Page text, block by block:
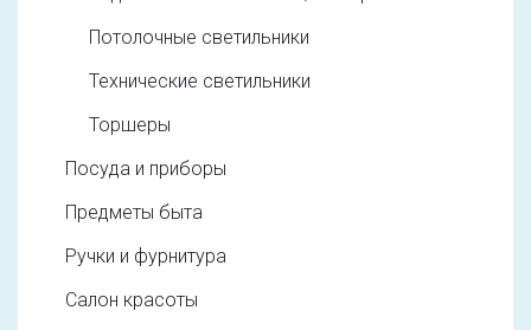
Потолочные светильники
Технические светильники
Торшеры
Посуда и приборы
Предметы быта
Ручки и фурнитура
Салон красоты